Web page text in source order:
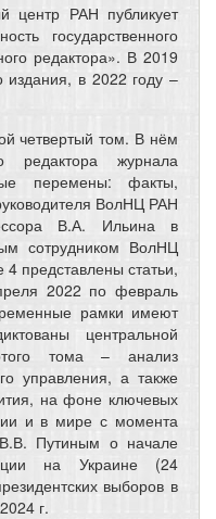
центр РАН публикует
государственного
редактора». В 2019
издания, в 2022 году –
четвертый том. В нём
редактора журнала
перемены: факты,
ВолНЦ РАН
В.А. Ильина в
сотрудником ВолНЦ
представлены статьи,
2022 по февраль
рамки имеют
центральной
тома – анализ
управления, а также
на фоне ключевых
и в мире с момента
Путиным о начале
на Украине (24
выборов в
г.